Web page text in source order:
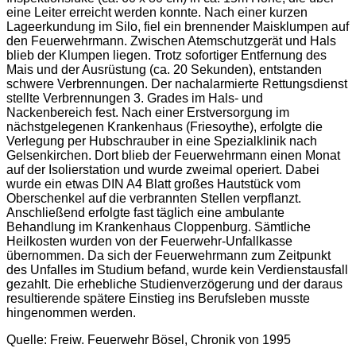
eine Leiter erreicht werden konnte. Nach einer kurzen
Lageerkundung im Silo, fiel ein brennender Maisklumpen auf
den Feuerwehrmann. Zwischen Atemschutzgerät und Hals
blieb der Klumpen liegen. Trotz sofortiger Entfernung des
Mais und der Ausrüstung (ca. 20 Sekunden), entstanden
schwere Verbrennungen. Der nachalarmierte Rettungsdienst
stellte Verbrennungen 3. Grades im Hals- und
Nackenbereich fest. Nach einer Erstversorgung im
nächstgelegenen Krankenhaus (Friesoythe), erfolgte die
Verlegung per Hubschrauber in eine Spezialklinik nach
Gelsenkirchen. Dort blieb der Feuerwehrmann einen Monat
auf der Isolierstation und wurde zweimal operiert. Dabei
wurde ein etwas DIN A4 Blatt großes Hautstück vom
Oberschenkel auf die verbrannten Stellen verpflanzt.
Anschließend erfolgte fast täglich eine ambulante
Behandlung im Krankenhaus Cloppenburg. Sämtliche
Heilkosten wurden von der Feuerwehr-Unfallkasse
übernommen. Da sich der Feuerwehrmann zum Zeitpunkt
des Unfalles im Studium befand, wurde kein Verdienstausfall
gezahlt. Die erhebliche Studienverzögerung und der daraus
resultierende spätere Einstieg ins Berufsleben musste
hingenommen werden.
Quelle: Freiw. Feuerwehr Bösel, Chronik von 1995